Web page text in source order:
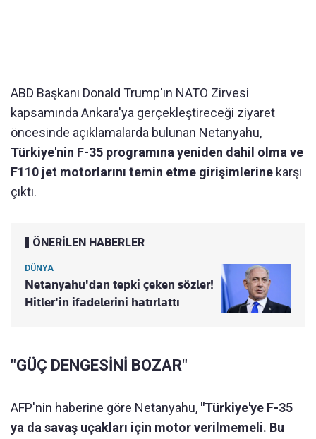
ABD Başkanı Donald Trump'ın NATO Zirvesi
kapsamında Ankara'ya gerçekleştireceği ziyaret
öncesinde açıklamalarda bulunan Netanyahu,
Türkiye'nin F-35 programına yeniden dahil olma ve
F110 jet motorlarını temin etme girişimlerine karşı
çıktı.
ÖNERİLEN HABERLER
DÜNYA
Netanyahu'dan tepki çeken sözler!
Hitler'in ifadelerini hatırlattı
"GÜÇ DENGESİNİ BOZAR"
AFP'nin haberine göre Netanyahu, "Türkiye'ye F-35
ya da savaş uçakları için motor verilmemeli. Bu